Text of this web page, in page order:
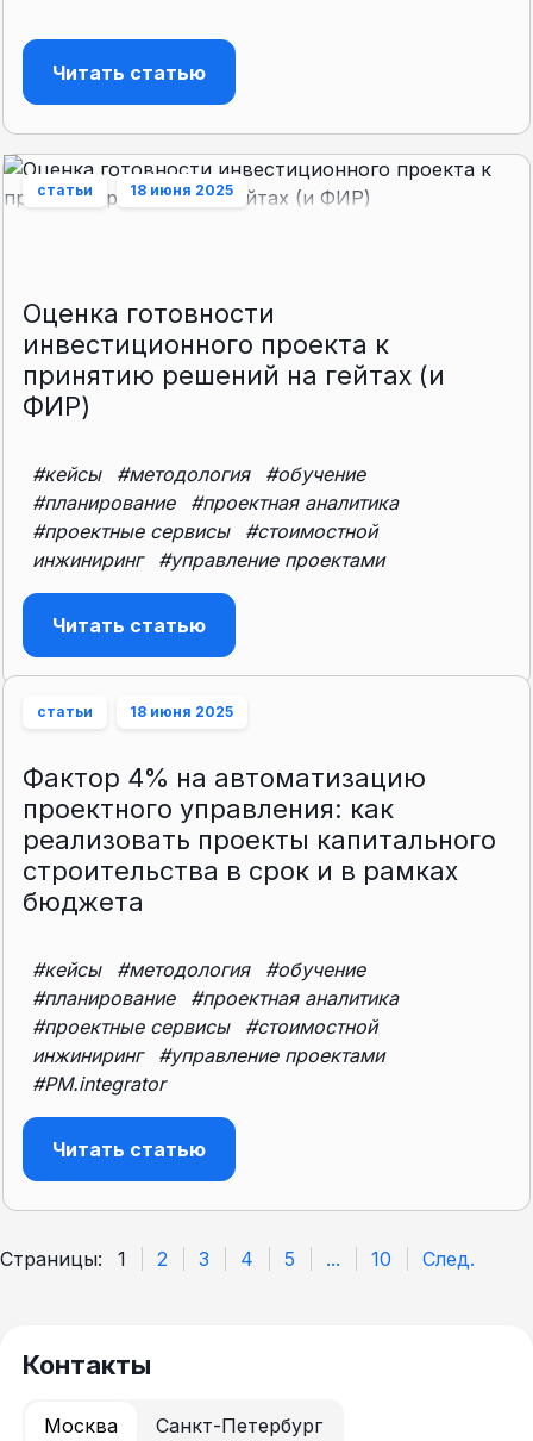
Читать статью
статьи 18 июня 2025
Оценка готовности
инвестиционного проекта к
принятию решений на гейтах (и
ФИР)
#кейсы #методология
#обучение
#планирование
#проектная аналитика
#проектные сервисы
#стоимостной
инжиниринг
#управление проектами
Читать статью
статьи 18 июня 2025
Фактор 4% на автоматизацию
проектного управления: как
реализовать проекты капитального
строительства в срок и в рамках
бюджета
#кейсы #методология
#обучение
#планирование
#проектная аналитика
#проектные сервисы
#стоимостной
инжиниринг
#управление проектами
#PM.integrator
Читать статью
Страницы: 1 2 3 4 5 ... 10 След.
Контакты
Москва Санкт-Петербург